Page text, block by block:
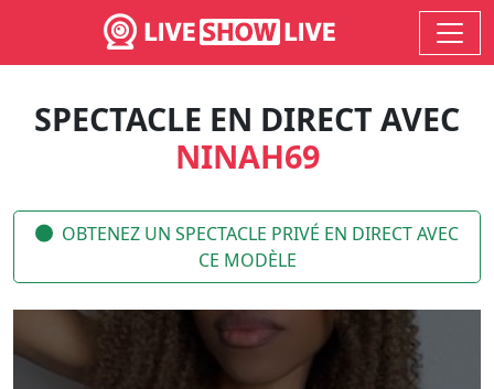
SPECTACLE EN DIRECT AVEC
NINAH69
OBTENEZ UN SPECTACLE PRIVÉ EN DIRECT AVEC
CE MODÈLE